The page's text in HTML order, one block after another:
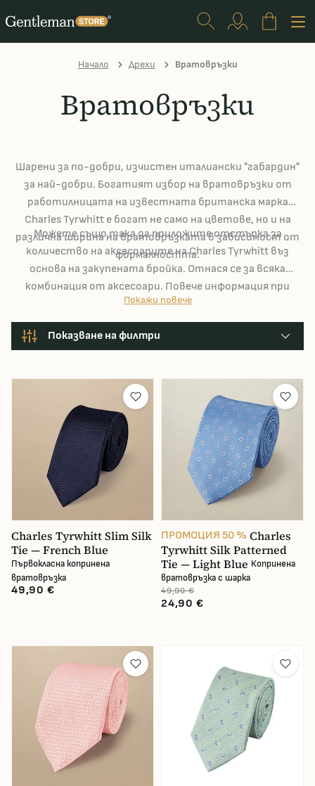
Начало Дрехи Вратовръзки
Вратовръзки
Шарени за по-добри, изчистен италиански "габардин"
за най-добри. Богатият избор на вратовръзки от
работилницата на известната британска марка
Charles Tyrwhitt е богат не само на цветове, но и на
различна ширина на вратовръзката в зависимост от
формалността.
Можете също така да приложите отстъпка за
количество на аксесоарите на Charles Tyrwhitt въз
основа на закупената бройка. Отнася се за всяка
комбинация от аксесоари. Повече информация при
продуктите.
Покажи повече
Показване на филтри
Цвят
Цена
В наличност
Charles Tyrwhitt Slim Silk
Tie — French Blue
Първокласна копринена
вратовръзка
49,90 €
ПРОМОЦИЯ 50 % Charles
Tyrwhitt Silk Patterned
Tie — Light Blue Копринена
вратовръзка с шарка
49,90 €
24,90 €